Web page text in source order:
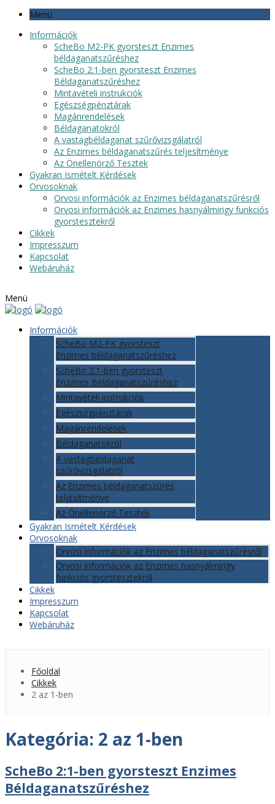
Menü
Információk
ScheBo M2-PK gyorsteszt Enzimes
béldaganatszűréshez
ScheBo 2:1-ben gyorsteszt Enzimes
Béldaganatszűréshez
Mintavételi instrukciók
Egészségpénztárak
Magánrendelések
Béldaganatokról
A vastagbéldaganat szűrővizsgálatról
Az Enzimes béldaganatszűrés teljesítménye
Az Önellenörző Tesztek
Gyakran Ismételt Kérdések
Orvosoknak
Orvosi információk az Enzimes béldaganatszűrésről
Orvosi információk az Enzimes hasnyálmirigy funkciós
gyorstesztekről
Cikkek
Impresszum
Kapcsolat
Webáruház
Menü
Információk
ScheBo M2-PK gyorsteszt
Enzimes béldaganatszűréshez
ScheBo 2:1-ben gyorsteszt
Enzimes Béldaganatszűréshez
Mintavételi instrukciók
Egészségpénztárak
Magánrendelések
Béldaganatokról
A vastagbéldaganat
szűrővizsgálatról
Az Enzimes béldaganatszűrés
teljesítménye
Az Önellenörző Tesztek
Gyakran Ismételt Kérdések
Orvosoknak
Orvosi információk az Enzimes béldaganatszűrésről
Orvosi információk az Enzimes hasnyálmirigy
funkciós gyorstesztekről
Cikkek
Impresszum
Kapcsolat
Webáruház
Főoldal
Cikkek
2 az 1-ben
Kategória: 2 az 1-ben
ScheBo 2:1-ben gyorsteszt Enzimes
Béldaganatszűréshez